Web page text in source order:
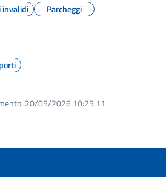
invalidi Parcheggi
20/05/2026 10:25.11